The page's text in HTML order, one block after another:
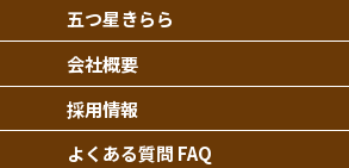
五つ星きらら
会社概要
採用情報
よくある質問 FAQ